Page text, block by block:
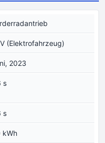
(Elektrofahrzeug)
2023
s
s
kWh